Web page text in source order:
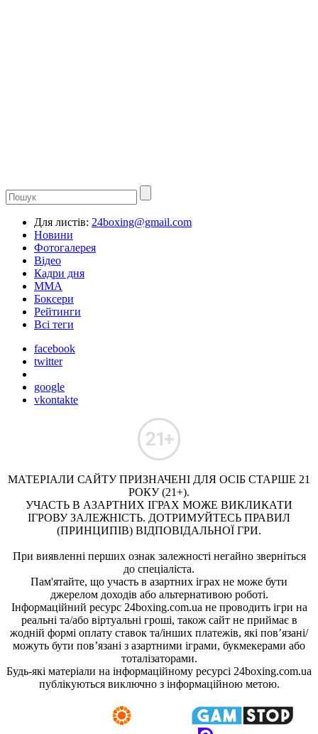
Для листів: 24boxing@gmail.com
Новини
Фотогалерея
Відео
Кадри дня
ММА
Боксери
Рейтинги
Всі теги
facebook
twitter
google
vkontakte
МАТЕРІАЛИ САЙТУ ПРИЗНАЧЕНІ ДЛЯ ОСІБ СТАРШЕ 21
РОКУ (21+).
УЧАСТЬ В АЗАРТНИХ ІГРАХ МОЖЕ ВИКЛИКАТИ
ІГРОВУ ЗАЛЕЖНІСТЬ. ДОТРИМУЙТЕСЬ ПРАВИЛ
(ПРИНЦИПІВ) ВІДПОВІДАЛЬНОЇ ГРИ.
При виявленні перших ознак залежності негайно зверніться
до спеціаліста.
Пам'ятайте, що участь в азартних іграх не може бути
джерелом доходів або альтернативою роботі.
Інформаційний ресурс 24boxing.com.ua не проводить ігри на
реальні та/або віртуальні гроші, також сайт не приймає в
жодній формі оплату ставок та/інших платежів, які пов’язані/
можуть бути пов’язані з азартними іграми, букмекерами або
тоталізаторами.
Будь-які матеріали на інформаційному ресурсі 24boxing.com.ua
публікуються виключно з інформаційною метою.